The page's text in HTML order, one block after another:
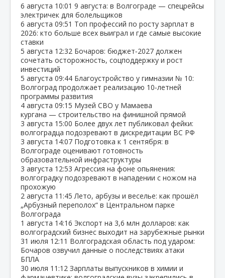
6 августа 10:01 9 августа: в Волгограде — спецрейсы
электричек для болельщиков
6 августа 09:51 Топ профессий по росту зарплат в
2026: кто больше всех выиграл и где самые высокие
ставки
5 августа 12:32 Бочаров: бюджет‑2027 должен
сочетать осторожность, соцподдержку и рост
инвестиций
5 августа 09:44 Благоустройство у гимназии № 10:
Волгоград продолжает реализацию 10‑летней
программы развития
4 августа 09:15 Музей СВО у Мамаева
кургана — строительство на финишной прямой
3 августа 15:00 Более двух лет публиковал фейки:
волгоградца подозревают в дискредитации ВС РФ
3 августа 14:07 Подготовка к 1 сентября: в
Волгограде оценивают готовность
образовательной инфраструктуры
3 августа 12:53 Агрессия на фоне опьянения:
волгоградку подозревают в нападении с ножом на
прохожую
2 августа 11:45 Лето, арбузы и веселье: как прошёл
„Арбузный переполох“ в Центральном парке
Волгограда
1 августа 14:16 Экспорт на 3,6 млн долларов: как
волгоградский бизнес выходит на зарубежные рынки
31 июля 12:11 Волгоградская область под ударом:
Бочаров озвучил данные о последствиях атаки
БПЛА
30 июля 11:12 Зарплаты выпускников в химии и